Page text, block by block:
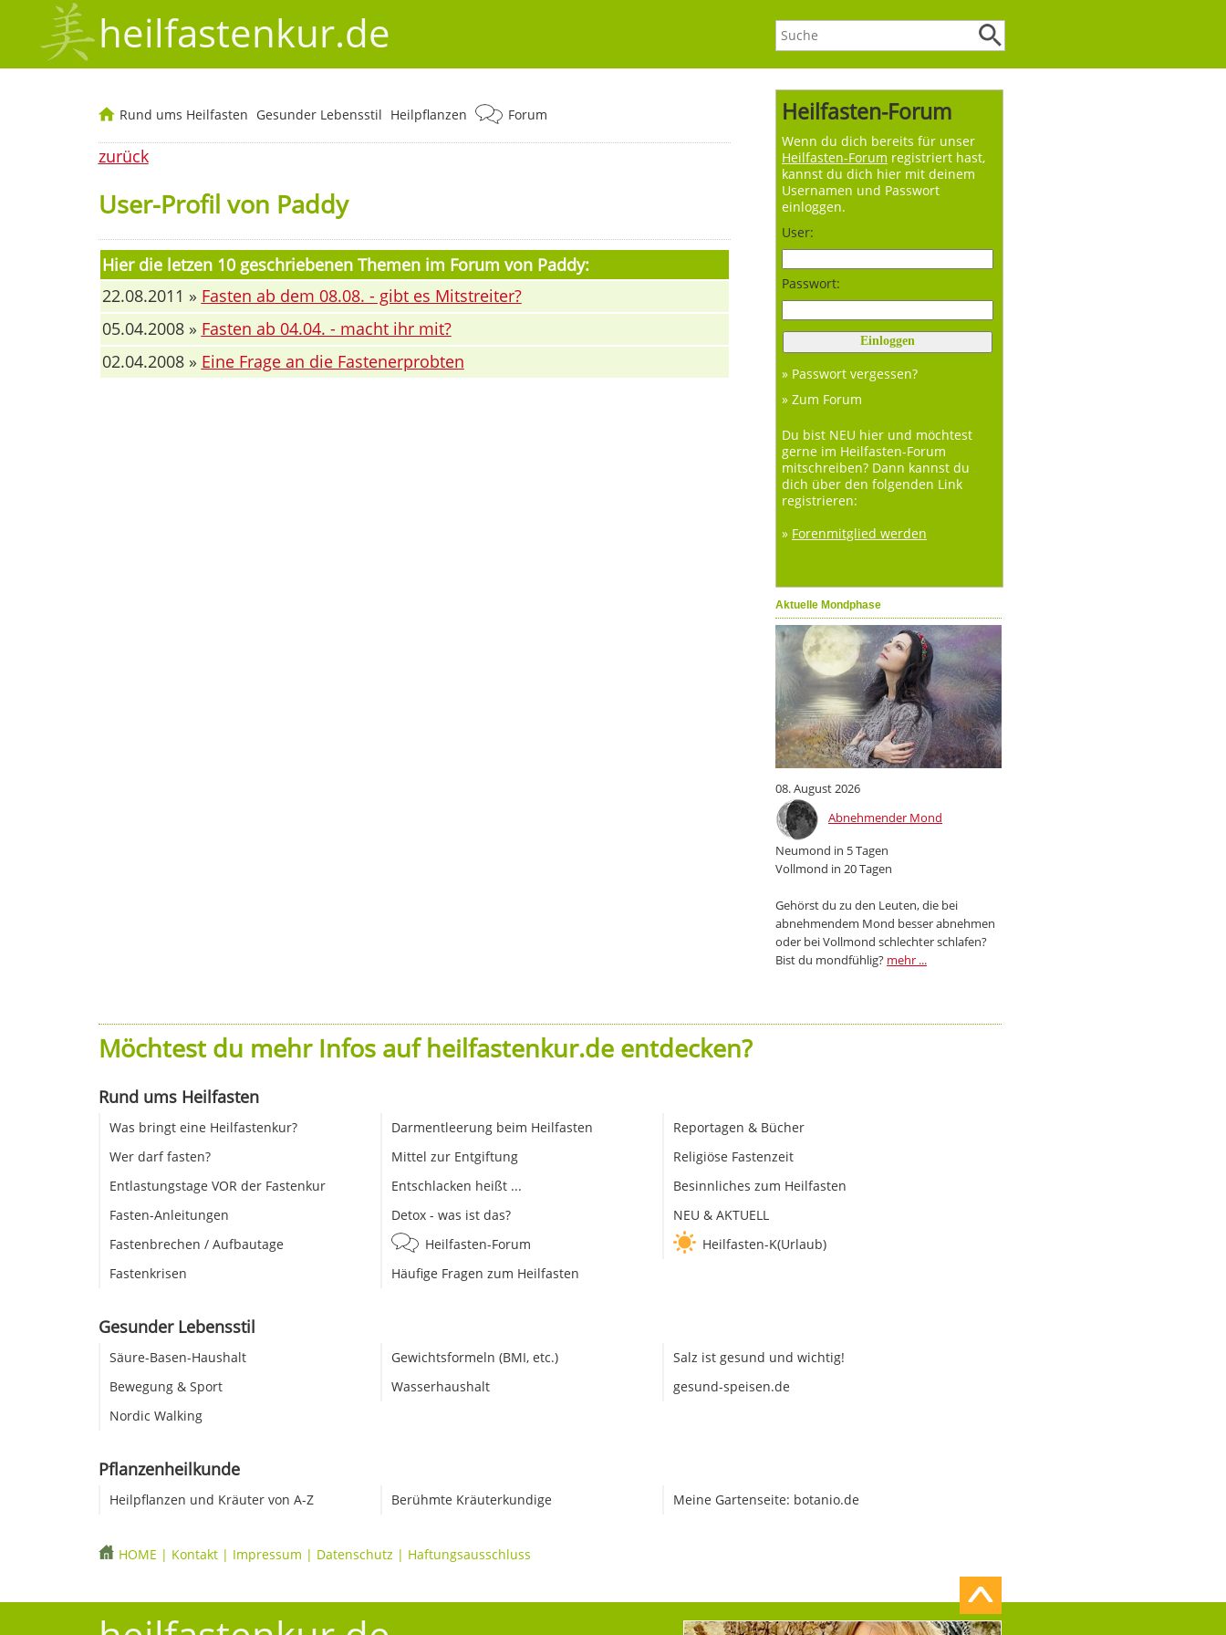
heilfastenkur.de
Heilfasten-Forum
Wenn du dich bereits für unser
Heilfasten-Forum registriert hast,
kannst du dich hier mit deinem
Usernamen und Passwort
einloggen.
User:
Passwort:
» Passwort vergessen?
» Zum Forum
Du bist NEU hier und möchtest
gerne im Heilfasten-Forum
mitschreiben? Dann kannst du
dich über den folgenden Link
registrieren:
» Forenmitglied werden
Aktuelle Mondphase
08. August 2026
Abnehmender Mond
Neumond in 5 Tagen
Vollmond in 20 Tagen
Gehörst du zu den Leuten, die bei
abnehmendem Mond besser abnehmen
oder bei Vollmond schlechter schlafen?
Bist du mondfühlig? mehr ...
Rund ums Heilfasten Gesunder Lebensstil Heilpflanzen Forum
zurück
User-Profil von Paddy
Hier die letzen 10 geschriebenen Themen im Forum von Paddy:
22.08.2011 » Fasten ab dem 08.08. - gibt es Mitstreiter?
05.04.2008 » Fasten ab 04.04. - macht ihr mit?
02.04.2008 » Eine Frage an die Fastenerprobten
Möchtest du mehr Infos auf heilfastenkur.de entdecken?
Rund ums Heilfasten
Was bringt eine Heilfastenkur?
Wer darf fasten?
Entlastungstage VOR der Fastenkur
Fasten-Anleitungen
Fastenbrechen / Aufbautage
Fastenkrisen
Darmentleerung beim Heilfasten
Mittel zur Entgiftung
Entschlacken heißt ...
Detox - was ist das?
Heilfasten-Forum
Häufige Fragen zum Heilfasten
Reportagen & Bücher
Religiöse Fastenzeit
Besinnliches zum Heilfasten
NEU & AKTUELL
Heilfasten-K(Urlaub)
Gesunder Lebensstil
Säure-Basen-Haushalt
Bewegung & Sport
Nordic Walking
Gewichtsformeln (BMI, etc.)
Wasserhaushalt
Salz ist gesund und wichtig!
gesund-speisen.de
Pflanzenheilkunde
Heilpflanzen und Kräuter von A-Z Berühmte Kräuterkundige Meine Gartenseite: botanio.de
HOME | Kontakt| Impressum | Datenschutz | Haftungsausschluss